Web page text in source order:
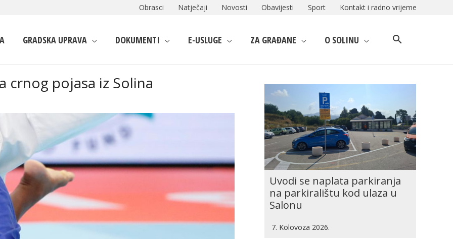
Obrasci Natječaji Novosti Obavijesti Sport Kontakt i radno vrijeme
GRADSKA UPRAVA DOKUMENTI E-USLUGE ZA GRAĐANE O SOLINU
crnog pojasa iz Solina
Uvodi se naplata parkiranja
na parkiralištu kod ulaza u
Salonu
7. Kolovoza 2026.